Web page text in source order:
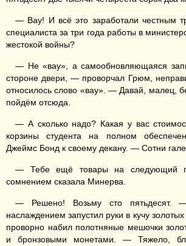
— Вау! И всё это заработали честным
специалиста за три года работы в
жестокой войны?
— Не «вау», а самообновляющаяся
стороне двери, — проворчал Грюм,
относилось слово «вау». — Давай, малец,
пойдём отсюда.
— А сколько надо? Какая у вас
корзины студента на полном
Джеймс Бонд к своему декану. — Сотни
— Тебе ещё товары на следующий
сомнением сказала Минерва.
— Решено! Возьму сто пятьдесят.
наслаждением запустил руки в кучу
проворно набил полотняные мешочки
и бронзовыми монетами. — Тяжело,